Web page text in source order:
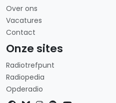
Over ons
Vacatures
Contact
Onze sites
Radiotrefpunt
Radiopedia
Opderadio